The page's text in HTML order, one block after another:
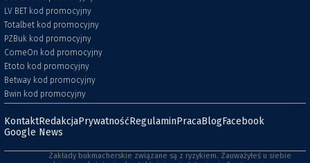
LV BET kod promocyjny
Totalbet kod promocyjny
PZBuk kod promocyjny
ComeOn kod promocyjny
Etoto kod promocyjny
Betway kod promocyjny
Bwin kod promocyjny
KontaktRedakcjaPrywatnośćRegulaminPracaBlogFacebook
Google News
Zakłady bukmacherskie związane są z ryzykiem. Zauważyłeś u siebie